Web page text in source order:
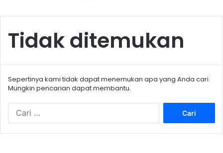
Tidak ditemukan
Sepertinya kami tidak dapat menemukan apa yang Anda cari.
Mungkin pencarian dapat membantu.